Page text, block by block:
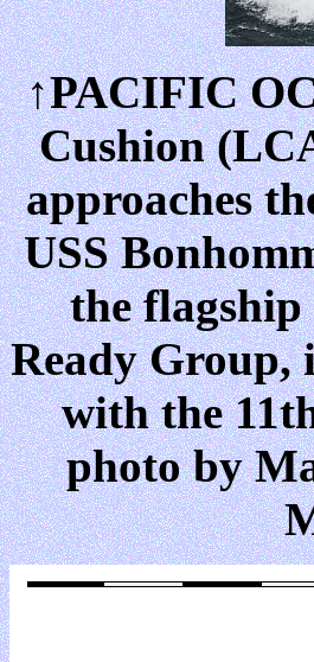
↑PACIFIC
Cushion
approaches
USS
the
Ready Group,
with the
photo by